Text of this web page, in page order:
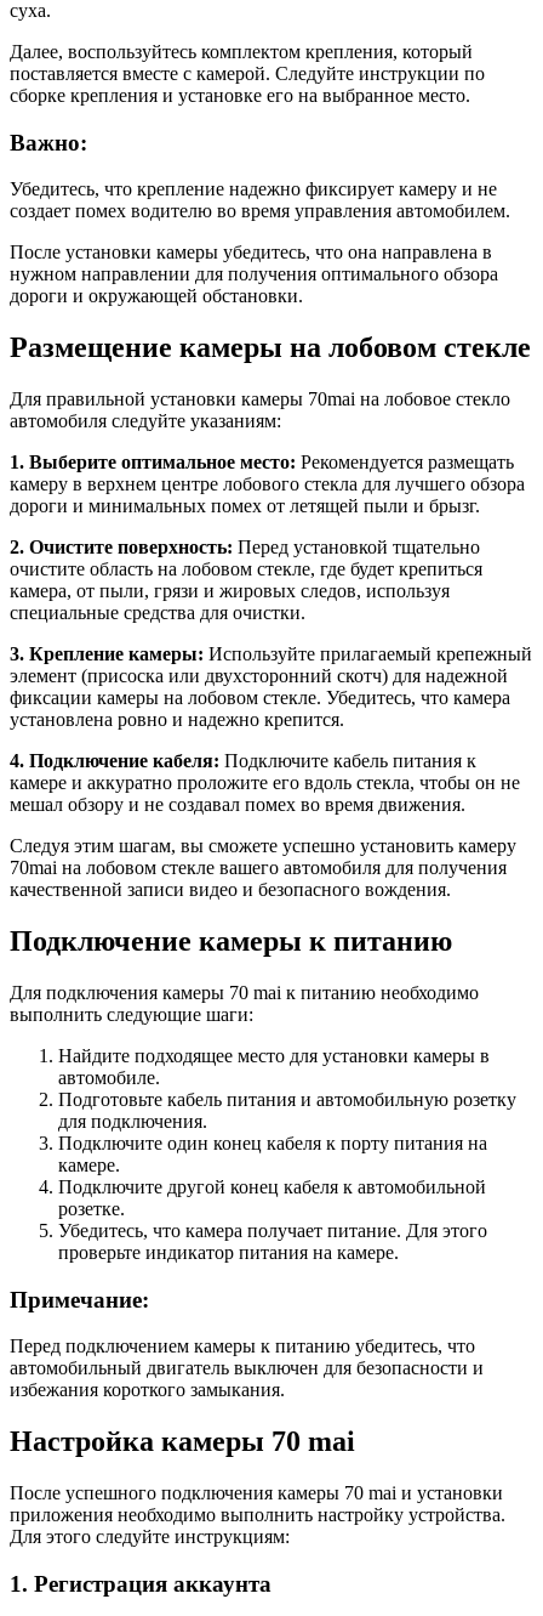
суха.
Далее, воспользуйтесь комплектом крепления, который
поставляется вместе с камерой. Следуйте инструкции по
сборке крепления и установке его на выбранное место.
Важно:
Убедитесь, что крепление надежно фиксирует камеру и не
создает помех водителю во время управления автомобилем.
После установки камеры убедитесь, что она направлена в
нужном направлении для получения оптимального обзора
дороги и окружающей обстановки.
Размещение камеры на лобовом стекле
Для правильной установки камеры 70mai на лобовое стекло
автомобиля следуйте указаниям:
1. Выберите оптимальное место: Рекомендуется размещать
камеру в верхнем центре лобового стекла для лучшего обзора
дороги и минимальных помех от летящей пыли и брызг.
2. Очистите поверхность: Перед установкой тщательно
очистите область на лобовом стекле, где будет крепиться
камера, от пыли, грязи и жировых следов, используя
специальные средства для очистки.
3. Крепление камеры: Используйте прилагаемый крепежный
элемент (присоска или двухсторонний скотч) для надежной
фиксации камеры на лобовом стекле. Убедитесь, что камера
установлена ровно и надежно крепится.
4. Подключение кабеля: Подключите кабель питания к
камере и аккуратно проложите его вдоль стекла, чтобы он не
мешал обзору и не создавал помех во время движения.
Следуя этим шагам, вы сможете успешно установить камеру
70mai на лобовом стекле вашего автомобиля для получения
качественной записи видео и безопасного вождения.
Подключение камеры к питанию
Для подключения камеры 70 mai к питанию необходимо
выполнить следующие шаги:
Найдите подходящее место для установки камеры в
автомобиле.
Подготовьте кабель питания и автомобильную розетку
для подключения.
Подключите один конец кабеля к порту питания на
камере.
Подключите другой конец кабеля к автомобильной
розетке.
Убедитесь, что камера получает питание. Для этого
проверьте индикатор питания на камере.
Примечание:
Перед подключением камеры к питанию убедитесь, что
автомобильный двигатель выключен для безопасности и
избежания короткого замыкания.
Настройка камеры 70 mai
После успешного подключения камеры 70 mai и установки
приложения необходимо выполнить настройку устройства.
Для этого следуйте инструкциям:
1. Регистрация аккаунта